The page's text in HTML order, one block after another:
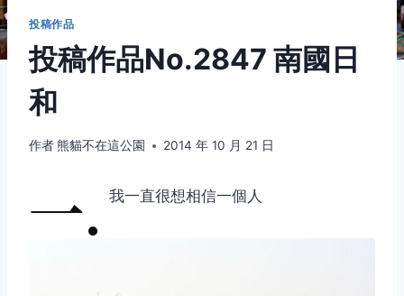
投稿作品
投稿作品No.2847 南國日
和
作者熊貓不在這公園 2014 年 10 月 21 日
一. 我一直很想相信一個人